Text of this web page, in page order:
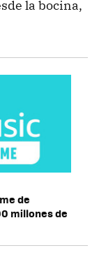
la bocina,
de
millones de